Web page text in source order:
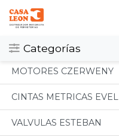
Categorías
Categorias
Todos
MOTORES CZERWENY
CINTAS METRICAS EVEL
VALVULAS ESTEBAN